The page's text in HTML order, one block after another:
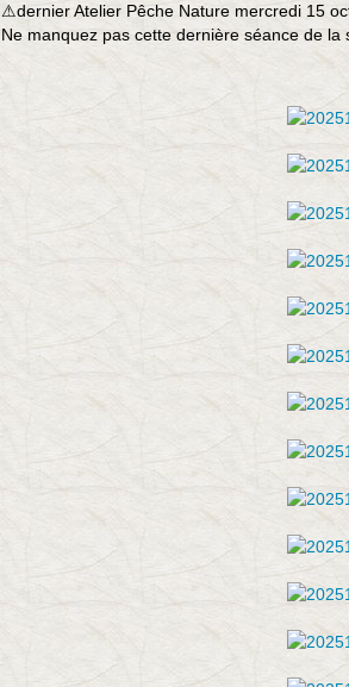
⚠dernier Atelier Pêche Nature mercredi 15
Ne manquez pas cette dernière séance de la